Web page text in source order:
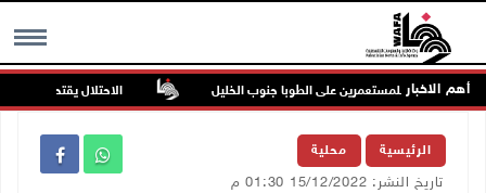
MENU أهم الاخبار
في هجوم للمستعمرين على الطوبا جنوب الخليل الاحتلال يقتحم عورتا
الرئيسية محلية
تاريخ النشر: 15/12/2022 01:30 م